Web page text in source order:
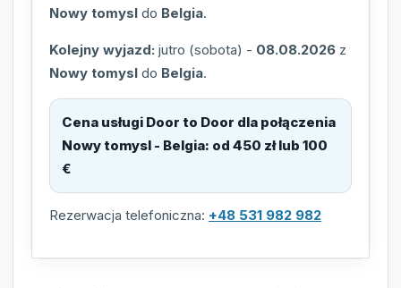
Nowy tomysl do Belgia.
Kolejny wyjazd: jutro (sobota) - 08.08.2026 z
Nowy tomysl do Belgia.
Cena usługi Door to Door dla połączenia
Nowy tomysl - Belgia: od 450 zł lub 100
€
Rezerwacja telefoniczna: +48 531 982 982